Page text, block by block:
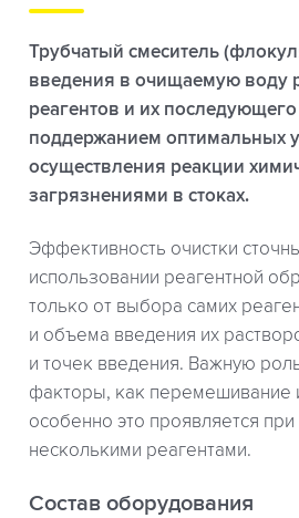
Трубчатый смеситель
введения в очищаемую воду
реагентов и их
поддержанием оптимальных
осуществления реакции
загрязнениями в стоках.
Эффективность очистки
использовании реагентной
только от выбора самих
и объема введения их
и точек введения. Важную
факторы, как перемешивание
особенно это проявляется
несколькими реагентами.
Состав оборудования